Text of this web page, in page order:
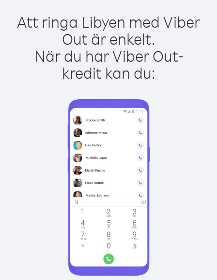
Att ringa Libyen med Viber
Out är enkelt.
När du har Viber Out-
kredit kan du: